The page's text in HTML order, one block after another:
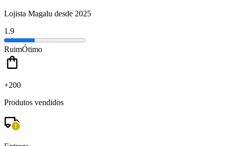
Lojista Magalu desde 2025
1.9
RuimÓtimo
+200
Produtos vendidos